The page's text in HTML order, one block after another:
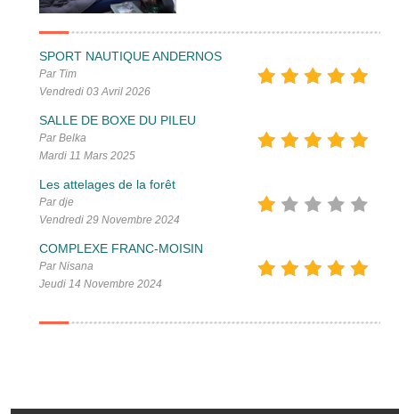
SPORT NAUTIQUE ANDERNOS
Par Tim
Vendredi 03 Avril 2026
SALLE DE BOXE DU PILEU
Par Belka
Mardi 11 Mars 2025
Les attelages de la forêt
Par dje
Vendredi 29 Novembre 2024
COMPLEXE FRANC-MOISIN
Par Nisana
Jeudi 14 Novembre 2024